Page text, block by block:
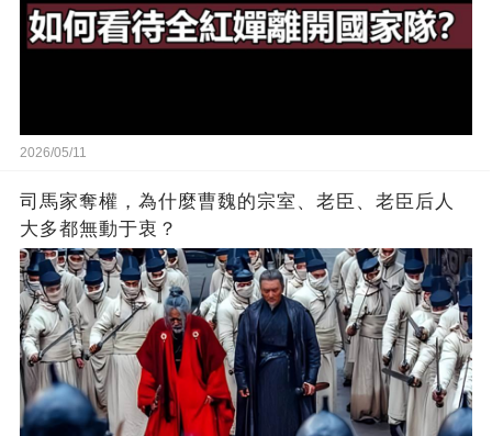
2026/05/11
司馬家奪權，為什麼曹魏的宗室、老臣、老臣后人
大多都無動于衷？